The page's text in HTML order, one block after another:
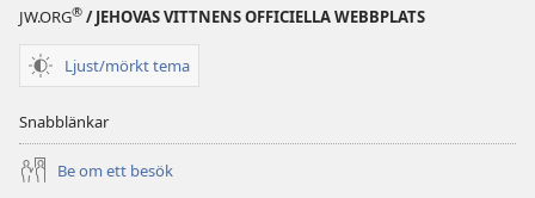
JW.ORG® / JEHOVAS VITTNENS OFFICIELLA WEBBPLATS
Ljust/mörkt tema
Snabblänkar
Be om ett besök